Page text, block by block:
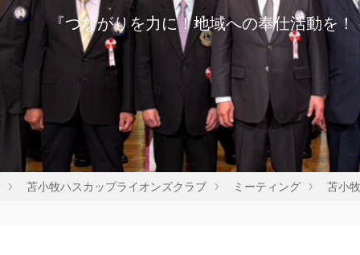
『つながりを力に！地域への奉仕活動を！
苫小牧ハスカップライオンズクラブ ミーティング 苫小